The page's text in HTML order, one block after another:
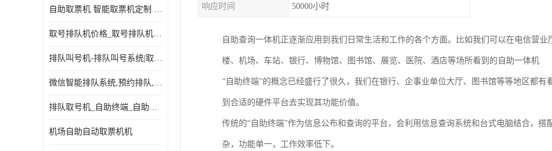
自助服务终端
自助取票机 智能取票机定制 款式多样
取号排队机价格_取号排队机报价_取号排队机多少钱
排队叫号机-排队叫号系统|取号机-液晶拼接屏-自助终端机
微信智能排队系统,预约排队,扫码排队,微信叫号
排队取号机_自助终端_自助签到一体机 支持定做
机场自助自动取票机机
响应时间 50000小时
自助查询一体机正逐渐应用到我们日常生活和工作的各个方面。比如我们可以在电信营
楼、机场、车站、银行、博物馆、图书馆、展览、医院、酒店等场所看到的自助一体机
“自助终端”的概念已经盛行了很久，我们在银行、企事业单位大厅、图书馆等等地区都有
到合适的硬件平台去实现其功能价值。
传统的“自助终端”作为信息公布和查询的平台，会利用信息查询系统和台式电脑结合，搭
杂，功能单一，工作效率低下。